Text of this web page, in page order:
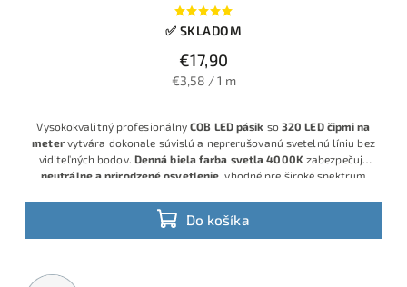
✅ SKLADOM
€17,90
€3,58 / 1 m
Do košíka
Vysokokvalitný profesionálnyCOB LED pásik so 320 LED čipmi na
metervytvára dokonale súvislú a neprerušovanú svetelnú líniu bez
viditeľných bodov. Denná biela farba svetla 4000K zabezpečuje
neutrálne a prirodzené osvetlenie , vhodné pre široké spektrum
nízkej spotreby energie
zároveň efektívne riešenie.